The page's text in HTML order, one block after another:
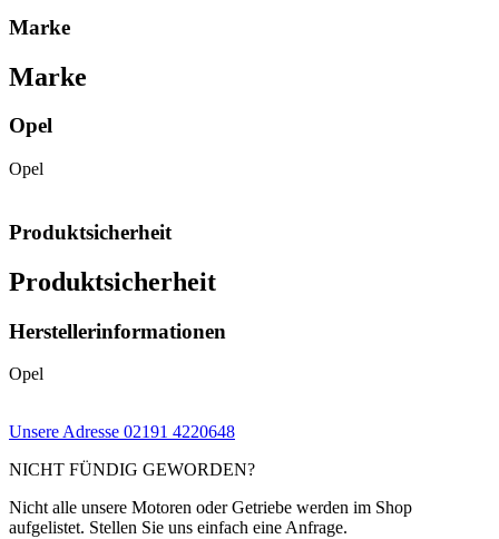
Marke
Marke
Opel
Opel
Produktsicherheit
Produktsicherheit
Herstellerinformationen
Opel
Unsere Adresse 02191 4220648
NICHT FÜNDIG GEWORDEN?
Nicht alle unsere Motoren oder Getriebe werden im Shop
aufgelistet. Stellen Sie uns einfach eine Anfrage.